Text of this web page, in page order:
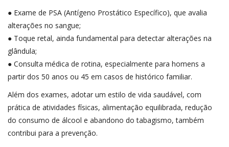
● Exame de PSA (Antígeno Prostático Específico), que avalia
alterações no sangue;
● Toque retal, ainda fundamental para detectar alterações na
glândula;
● Consulta médica de rotina, especialmente para homens a
partir dos 50 anos ou 45 em casos de histórico familiar.
Além dos exames, adotar um estilo de vida saudável, com
prática de atividades físicas, alimentação equilibrada, redução
do consumo de álcool e abandono do tabagismo, também
contribui para a prevenção.